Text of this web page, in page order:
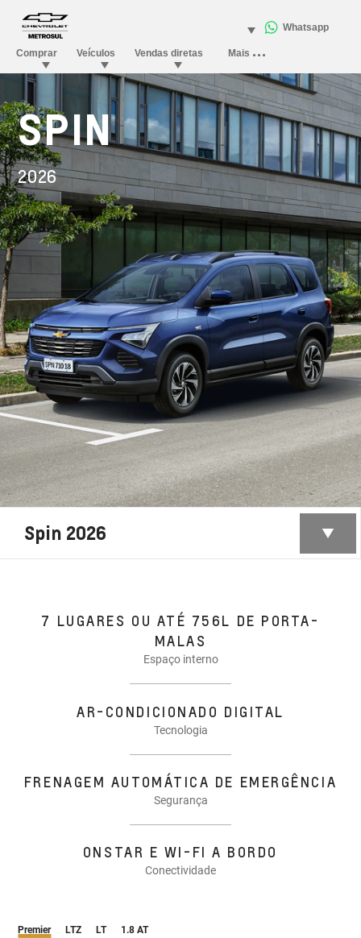
SPIN
2026
Spin 2026
7 LUGARES OU ATÉ 756L DE PORTA-
MALAS
Espaço interno
AR-CONDICIONADO DIGITAL
Tecnologia
FRENAGEM AUTOMÁTICA DE EMERGÊNCIA
Segurança
ONSTAR E WI-FI A BORDO
Conectividade
Premier LTZ LT 1.8 AT